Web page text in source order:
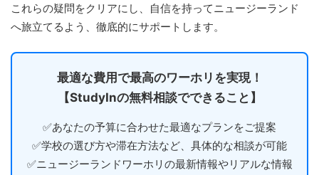
これらの疑問をクリアにし、自信を持ってニュージーランド
へ旅立てるよう、徹底的にサポートします。
最適な費用で最高のワーホリを実現！
【StudyInの無料相談でできること】
✅あなたの予算に合わせた最適なプランをご提案
✅学校の選び方や滞在方法など、具体的な相談が可能
✅ニュージーランドワーホリの最新情報やリアルな情報